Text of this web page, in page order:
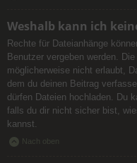
Weshalb kann ich
Rechte für Dateianhänge
Benutzer vergeben werden.
möglicherweise nicht erlaubt,
dem du deinen Beitrag
dürfen Dateien hochladen. Du
falls du dir nicht sicher bist,
kannst.
Nach oben